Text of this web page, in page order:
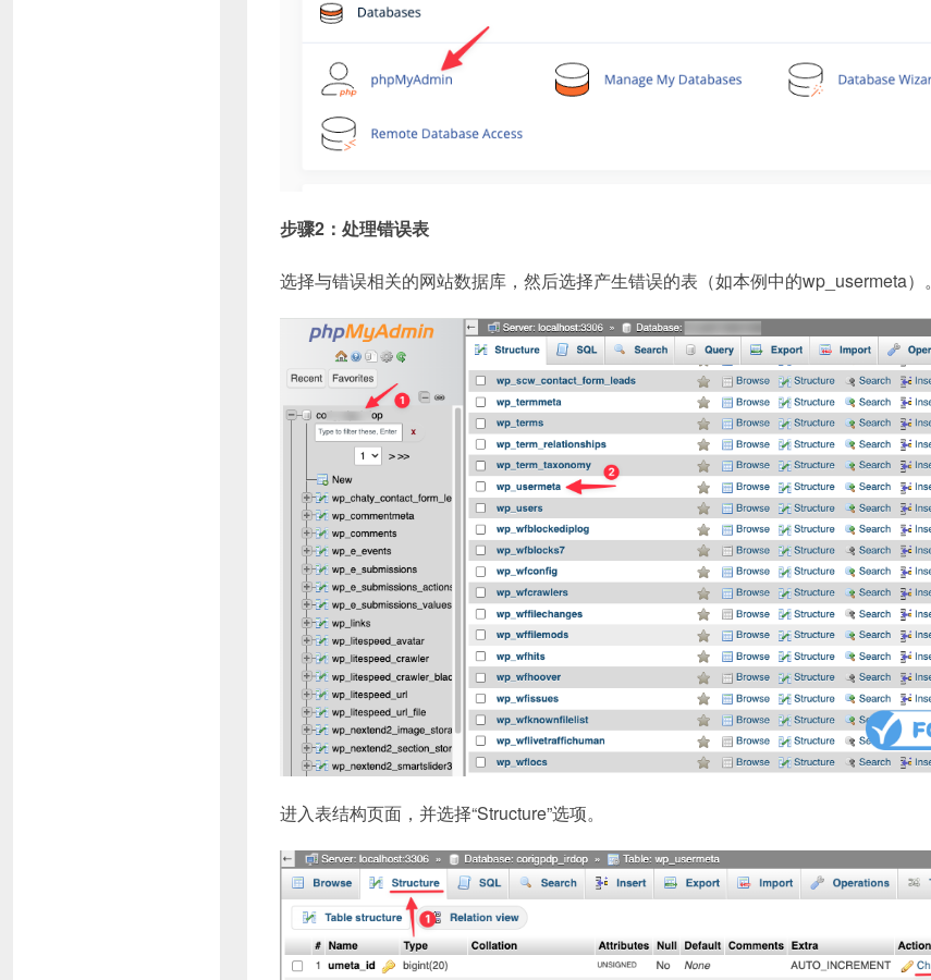
步骤2：处理错误表
选择与错误相关的网站数据库，然后选择产生错误的表（如本例中的wp_usermeta）。
进入表结构页面，并选择“Structure”选项。